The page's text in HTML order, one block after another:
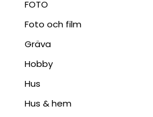
FOTO
Foto och film
Gräva
Hobby
Hus
Hus & hem